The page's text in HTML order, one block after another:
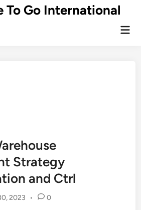
To Go International
Strategy
and Ctrl
2023 • 0